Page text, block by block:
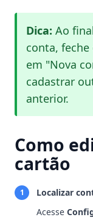
Dica: Ao
conta,
em "Nova
cadastrar
anterior.
Como
cartão
1
Localizar
Acesse